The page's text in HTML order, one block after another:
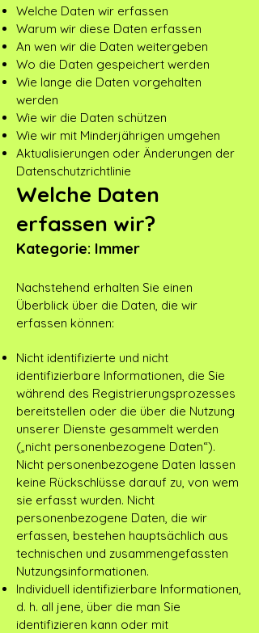
Welche Daten wir erfassen
Warum wir diese Daten erfassen
An wen wir die Daten weitergeben
Wo die Daten gespeichert werden
Wie lange die Daten vorgehalten
werden
Wie wir die Daten schützen
Wie wir mit Minderjährigen umgehen
Aktualisierungen oder Änderungen der
Datenschutzrichtlinie
Welche Daten
erfassen wir?
Kategorie: Immer
Nachstehend erhalten Sie einen
Überblick über die Daten, die wir
erfassen können:
Nicht identifizierte und nicht
identifizierbare Informationen, die Sie
während des Registrierungsprozesses
bereitstellen oder die über die Nutzung
unserer Dienste gesammelt werden
(„nicht personenbezogene Daten“).
Nicht personenbezogene Daten lassen
keine Rückschlüsse darauf zu, von wem
sie erfasst wurden. Nicht
personenbezogene Daten, die wir
erfassen, bestehen hauptsächlich aus
technischen und zusammengefassten
Nutzungsinformationen.
Individuell identifizierbare Informationen,
d. h. all jene, über die man Sie
identifizieren kann oder mit